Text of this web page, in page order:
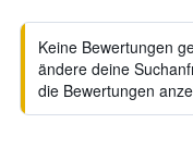
Keine Bewertungen
ändere deine
die Bewertungen